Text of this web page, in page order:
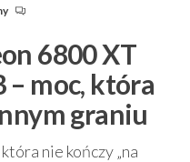
6800 XT
– moc, która
graniu
nie kończy „na